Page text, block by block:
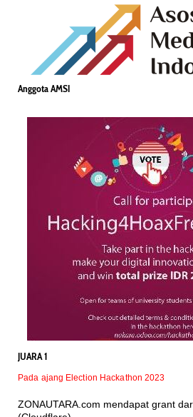
Anggota AMSI
JUARA 1
Pada ajang Election Hackathon 2023
ZONAUTARA.com mendapat grant